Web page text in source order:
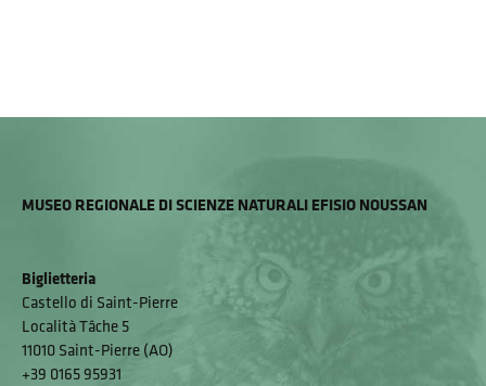
MUSEO REGIONALE DI SCIENZE NATURALI EFISIO NOUSSAN
Biglietteria
Castello di Saint-Pierre
Località Tâche 5
11010 Saint-Pierre (AO)
+39 0165 95931